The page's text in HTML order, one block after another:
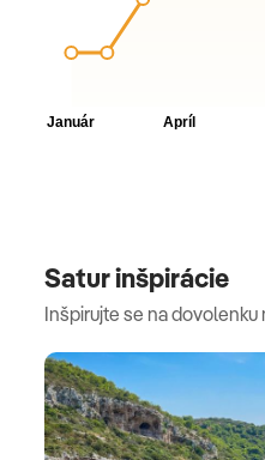
Satur inšpirácie
Inšpirujte se na dovolenku